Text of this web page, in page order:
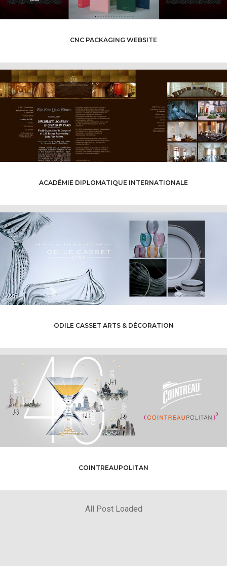
CNC PACKAGING WEBSITE
ACADÉMIE DIPLOMATIQUE INTERNATIONALE
ODILE CASSET ARTS & DÉCORATION
COINTREAUPOLITAN